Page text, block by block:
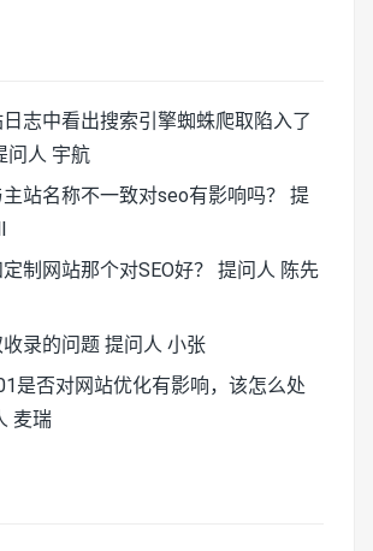
志中看出搜索引擎蜘蛛爬取陷入了
问人 宇航
站名称不一致对seo有影响吗？
提
制网站那个对SEO好？
提问人 陈先
录的问题 提问人 小张
是否对网站优化有影响，该怎么处
麦瑞